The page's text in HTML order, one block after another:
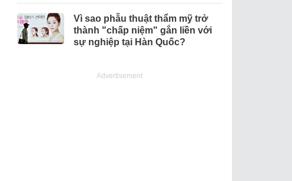
Vì sao phẫu thuật thẩm mỹ trở
thành "chấp niệm" gắn liền với
sự nghiệp tại Hàn Quốc?
Advertisement